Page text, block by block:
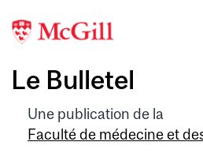
Le Bulletel
Une publication de la
Faculté de médecine et